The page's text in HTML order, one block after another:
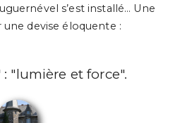
s’est installé… Une
devise éloquente :
: "lumière et force".